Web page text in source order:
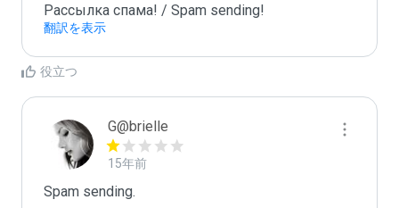
Рассылка спама! / Spam sending!
翻訳を表示
役立つ
G@brielle
15年前
Spam sending.